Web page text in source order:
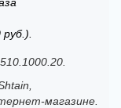
магазине.